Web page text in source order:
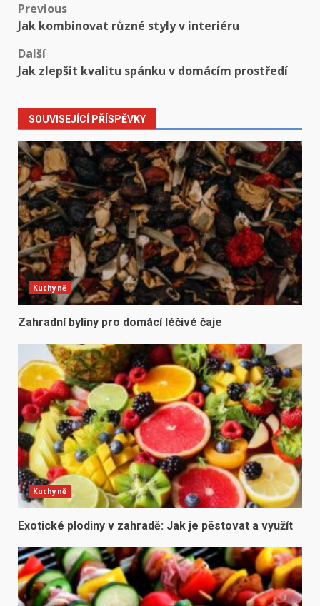
Post
Previous
Jak kombinovat různé styly v interiéru
Další
Jak zlepšit kvalitu spánku v domácím prostředí
SOUVISEJÍCÍ PŘÍSPĚVKY
Kuchyně
Zahradní byliny pro domácí léčivé čaje
Kuchyně
Exotické plodiny v zahradě: Jak je pěstovat a využít